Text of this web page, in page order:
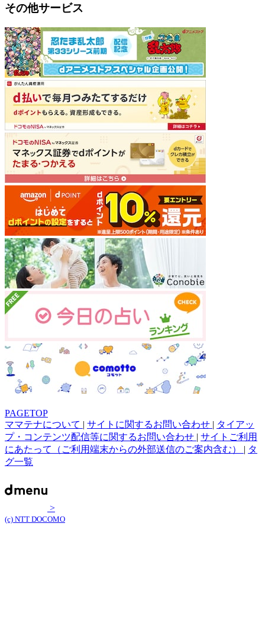
その他サービス
PAGETOP
ママテナについて | サイトに関するお問い合わせ | タイアッ
プ・コンテンツ配信等に関するお問い合わせ | サイトご利用
にあたって（ご利用端末からの外部送信のご案内含む） | タ
グ一覧
>
(c) NTT DOCOMO